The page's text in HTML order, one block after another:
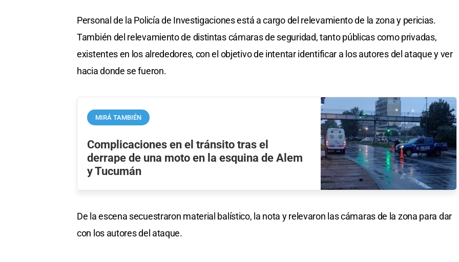
Personal de la Policía de Investigaciones está a cargo del relevamiento de la zona y pericias.
También del relevamiento de distintas cámaras de seguridad, tanto públicas como privadas,
existentes en los alrededores, con el objetivo de intentar identificar a los autores del ataque y ver
hacia donde se fueron.
MIRÁ TAMBIÉN
Complicaciones en el tránsito tras el
derrape de una moto en la esquina de Alem
y Tucumán
De la escena secuestraron material balístico, la nota y relevaron las cámaras de la zona para dar
con los autores del ataque.